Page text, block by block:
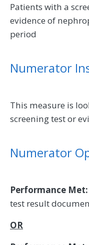
Patients with a
evidence of
period
Numerator
This measure is
screening test or
Numerator
Performance Met:
test result
OR